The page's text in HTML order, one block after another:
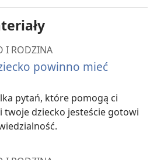
I RODZINA
powinno mieć
pytań, które pomogą ci
twoje dziecko jesteście gotowi